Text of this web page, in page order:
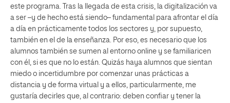
este programa. Tras la llegada de esta crisis, la digitalización va
a ser –y de hecho está siendo– fundamental para afrontar el día
a día en prácticamente todos los sectores y, por supuesto,
también en el de la enseñanza. Por eso, es necesario que los
alumnos también se sumen al entorno online y se familiaricen
con él, si es que no lo están. Quizás haya alumnos que sientan
miedo o incertidumbre por comenzar unas prácticas a
distancia y de forma virtual y a ellos, particularmente, me
gustaría decirles que, al contrario: deben confiar y tener la